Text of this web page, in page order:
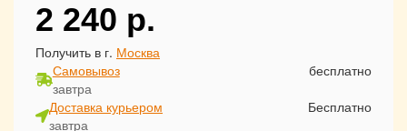
2 240 р.
Получить в г. Москва
Самовывоз
завтра
бесплатно
Доставка курьером
завтра
Бесплатно